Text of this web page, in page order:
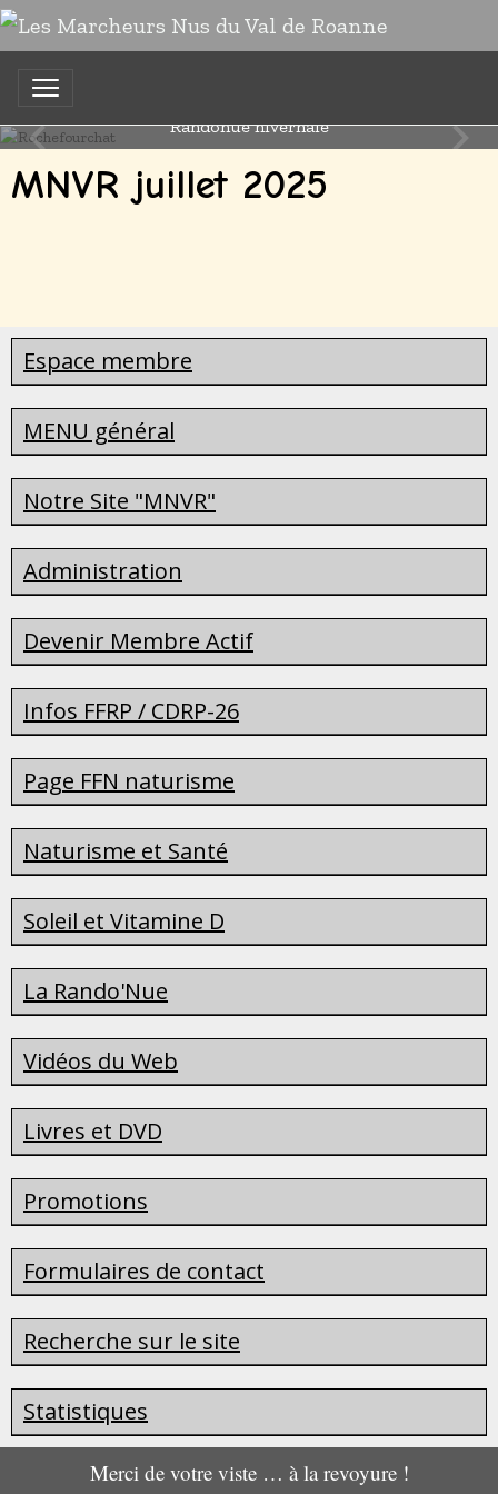
Randonue hivernale
MNVR juillet 2025
Espace membre
MENU général
Notre Site "MNVR"
Administration
Devenir Membre Actif
Infos FFRP / CDRP-26
Page FFN naturisme
Naturisme et Santé
Soleil et Vitamine D
La Rando'Nue
Vidéos du Web
Livres et DVD
Promotions
Formulaires de contact
Recherche sur le site
Statistiques
Merci de votre viste … à la revoyure !